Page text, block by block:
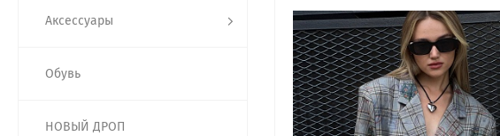
Аксессуары
Обувь
НОВЫЙ ДРОП